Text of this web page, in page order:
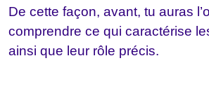
De cette façon, avant, tu auras
comprendre ce qui caractérise
ainsi que leur rôle précis.